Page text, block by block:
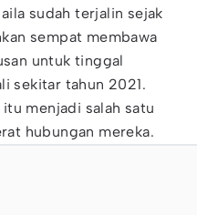
sudah terjalin sejak
sempat membawa
untuk tinggal
sekitar tahun 2021.
menjadi salah satu
hubungan mereka.